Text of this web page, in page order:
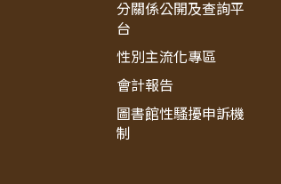
分關係公開及查詢平
台
性別主流化專區
會計報告
圖書館性騷擾申訴機
制